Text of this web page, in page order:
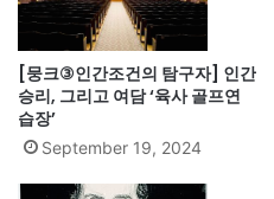
[뭉크③인간조건의 탐구자] 인간
승리, 그리고 여담 ‘육사 골프연
습장’
September 19, 2024